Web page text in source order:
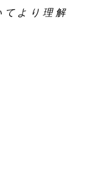
てより理解